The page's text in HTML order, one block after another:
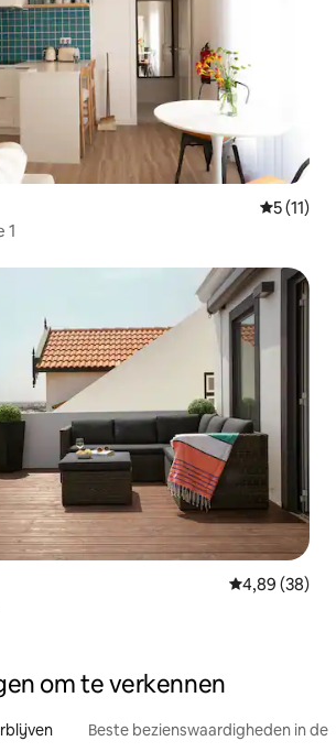
5 (11)
1
Gemiddelde
4,89 (38)
om te verkennen
Beste bezienswaardigheden in de